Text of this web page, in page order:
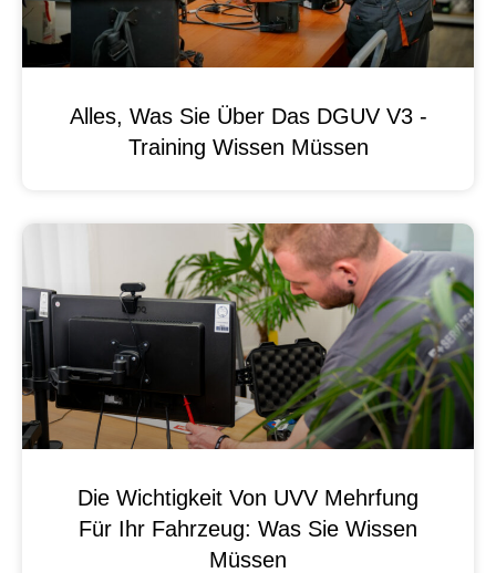
Alles, Was Sie Über Das DGUV V3 -
Training Wissen Müssen
Die Wichtigkeit Von UVV Mehrfung
Für Ihr Fahrzeug: Was Sie Wissen
Müssen